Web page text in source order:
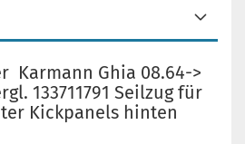
Karmann Ghia 08.64->
133711791 Seilzug für
Kickpanels hinten